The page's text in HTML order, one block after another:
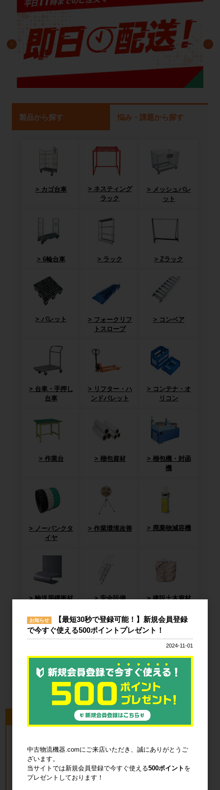
製品から探す 悩み・課題から探す
カゴ台車
ネスティング
ラック
メッシュパレ
ット
6輪台車 ラック Zラック
パレット
フォークリフ
トスロープ
コンベア
台車・手押し
台車
リフター・ハ
ンドパレット
コンテナ・オ
リコン
作業台 梱包資材
梱包機・封函
機
ノーパンクタ
イヤ
作業環境改善 廃棄物減容機
輸送用緩衝材 安全設備 建設土木資材
オフィス用
品・衛生用品
今回のピックアップ商品
お知らせ
【最短30秒で登録可能！】新規会員登録
で今すぐ使える500ポイントプレゼント！
2024-11-01
中古物流機器.comにご来店いただき、誠にありがとうご
ざいます。
当サイトでは新規会員登録で今すぐ使える500ポイント を
プレゼントしております！